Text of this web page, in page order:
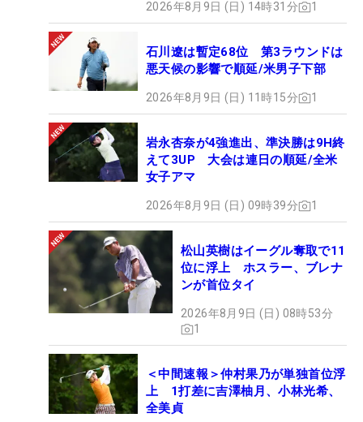
「ソニー 日本女子プロゴルフ選手権大会」大洗ゴル
フ倶楽部（茨城県）
「日本女子オープンゴルフ選手権」チェリーヒルズ
ゴルフクラブ（兵庫県）
■リランキングのタイミングは？
QTから出場権を得た選手たちの出場優先順位を、獲
ングは来年ももちろん実施。そして、そのタイミン
グも今年と同じだ。第1回は6月20～22日開催の
「ニチレイレディス」終了後で、第2回が9月26～
28日の「ミヤギテレビ杯ダンロップ女子オープンゴ
ルフトーナメント」後となる。
■下部ツアーにも変更あり
下部のステップ・アップ・ツアーは2増1減で22試合
となる。開催中止となるのは「地域みらいグル−プ
2026年8月9日 (日) 14時31分 1
石川遼は暫定68位 第3ラウンドは
悪天候の影響で順延/米男子下部
2026年8月9日 (日) 11時15分 1
岩永杏奈が4強進出、準決勝は9H終
えて3UP 大会は連日の順延/全米
女子アマ
2026年8月9日 (日) 09時39分 1
松山英樹はイーグル奪取で11
位に浮上 ホスラー、ブレナ
ンが首位タイ
2026年8月9日 (日) 08時53分
1
＜中間速報＞仲村果乃が単独首位浮
上 1打差に吉澤柚月、小林光希、
全美貞